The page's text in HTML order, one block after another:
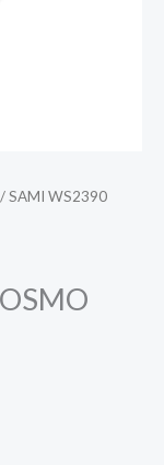
/ SAMI WS2390